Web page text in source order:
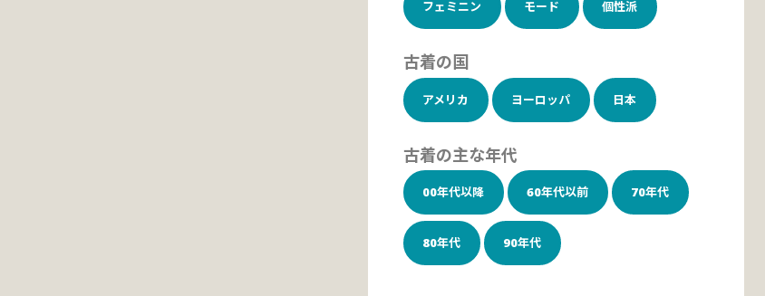
フェミニン モード 個性派
古着の国
アメリカ ヨーロッパ 日本
古着の主な年代
00年代以降 60年代以前 70年代
80年代 90年代